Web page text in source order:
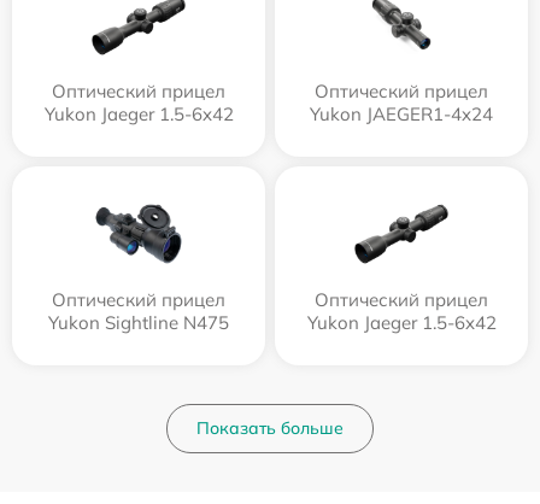
Оптический прицел
Yukon Jaeger 1.5-6x42
Оптический прицел
Yukon JAEGER1-4x24
Оптический прицел
Yukon Sightline N475
Оптический прицел
Yukon Jaeger 1.5-6x42
Показать больше